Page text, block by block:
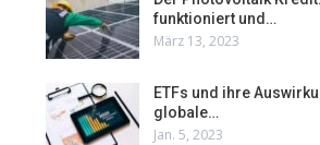
funktioniert und…
März 13, 2023
ETFs und ihre
globale…
Jan. 5, 2023